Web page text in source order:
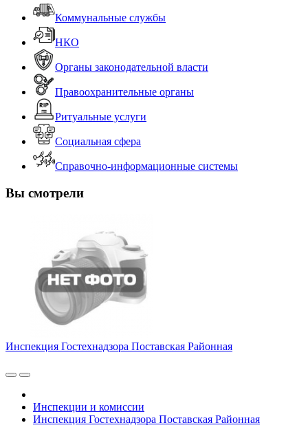
Коммунальные службы
НКО
Органы законодательной власти
Правоохранительные органы
Ритуальные услуги
Социальная сфера
Справочно-информационные системы
Вы смотрели
Инспекция Гостехнадзора Поставская Районная
Инспекции и комиссии
Инспекция Гостехнадзора Поставская Районная